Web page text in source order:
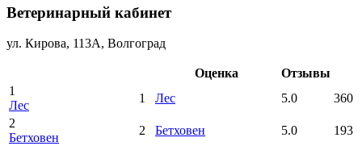
Ветеринарный кабинет
ул. Кирова, 113А, Волгоград
Оценка
Отзывы
1
Лес
1 Лес 5.0
360
2
Бетховен
2 Бетховен 5.0
193